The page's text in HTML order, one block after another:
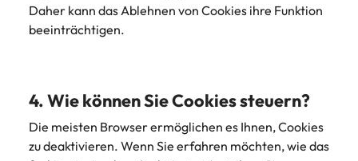
Daher kann das Ablehnen von Cookies ihre Funktion
beeinträchtigen.
4. Wie können Sie Cookies steuern?
Die meisten Browser ermöglichen es Ihnen, Cookies
zu deaktivieren. Wenn Sie erfahren möchten, wie das